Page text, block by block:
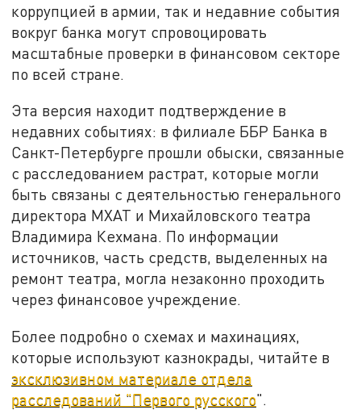
коррупцией в армии, так и недавние события
вокруг банка могут спровоцировать
масштабные проверки в финансовом секторе
по всей стране.
Эта версия находит подтверждение в
недавних событиях: в филиале ББР Банка в
Санкт-Петербурге прошли обыски, связанные
с расследованием растрат, которые могли
быть связаны с деятельностью генерального
директора МХАТ и Михайловского театра
Владимира Кехмана. По информации
источников, часть средств, выделенных на
ремонт театра, могла незаконно проходить
через финансовое учреждение.
Более подробно о схемах и махинациях,
которые используют казнокрады, читайте в
эксклюзивном материале отдела
расследований "Первого русского".